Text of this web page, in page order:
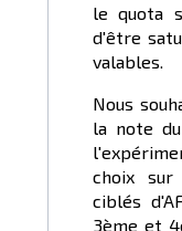
le quota
d'être
valables.
Nous
la note
choix sur
ciblés
3ème et